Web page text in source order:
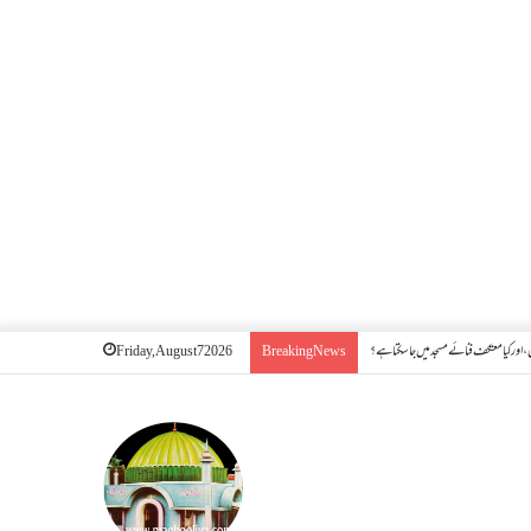
Friday, August 7 2026 Breaking News کیا معتکف فنائے مسجد میں جا سکتا ہے؟